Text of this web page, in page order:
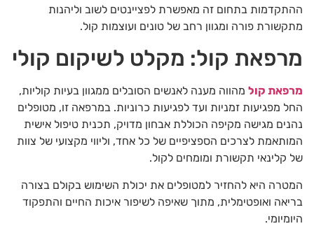
ההתקדמות בתחום זה מאפשרת לפציינטים לשוב וליהנות
מתקשורת פורה ומגוון רחב של טונים ועוצמות קול.
מרפאת קול: מקלט לשיקום קולי
מרפאת קול מהווה מענה לאנשים הסובלים ממגוון בעיות קוליות,
החל מפגיעות זמניות ועד לפגיעות כרוניות. במרפאה זו, מטופלים
נהנים מגישה מקיפה הכוללת אבחון מדויק, תכנית טיפול אישית
המותאמת לצרכים הספציפיים של כל אחד, וליווי מקצועי של צוות
של קלינאי תקשורת ומומחים לקול.
המטרה היא להחזיר למטופלים את יכולת השימוש בקולם בצורה
בריאה ואופטימלית, מתוך שאיפה לשיפור איכות החיים והתפקוד
היומיומי.